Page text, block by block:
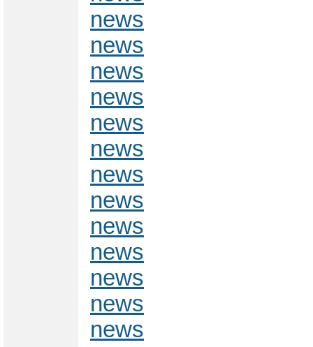
news
news
news
news
news
news
news
news
news
news
news
news
news